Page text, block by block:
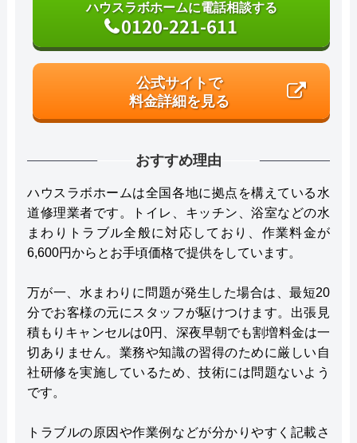
ハウスラボホームに電話相談する
0120-221-611
公式サイトで
料金詳細を見る
おすすめ理由
ハウスラボホームは全国各地に拠点を構えている水
道修理業者です。トイレ、キッチン、浴室などの水
まわりトラブル全般に対応しており、作業料金が
6,600円からとお手頃価格で提供をしています。
万が一、水まわりに問題が発生した場合は、最短20
分でお客様の元にスタッフが駆けつけます。出張見
積もりキャンセルは0円、深夜早朝でも割増料金は一
切ありません。業務や知識の習得のために厳しい自
社研修を実施しているため、技術には問題ないよう
です。
トラブルの原因や作業例などが分かりやすく記載さ